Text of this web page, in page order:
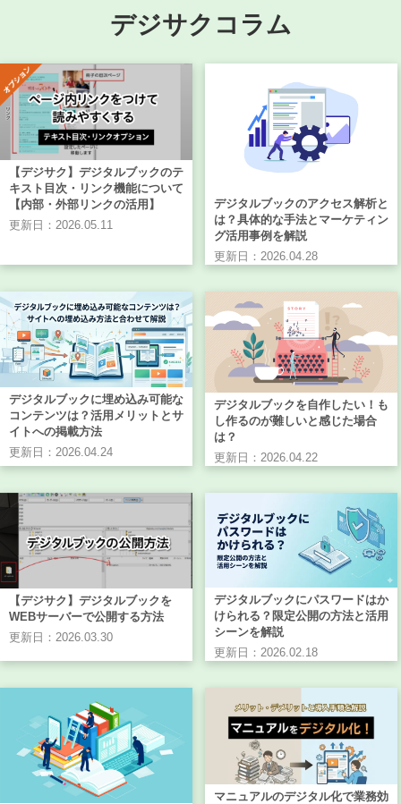
デジサクコラム
【デジサク】デジタルブックのテ
キスト目次・リンク機能について
【内部・外部リンクの活用】
更新日：2026.05.11
デジタルブックのアクセス解析と
は？具体的な手法とマーケティン
グ活用事例を解説
更新日：2026.04.28
デジタルブックに埋め込み可能な
コンテンツは？活用メリットとサ
イトへの掲載方法
更新日：2026.04.24
デジタルブックを自作したい！も
し作るのが難しいと感じた場合
は？
更新日：2026.04.22
【デジサク】デジタルブックを
WEBサーバーで公開する方法
更新日：2026.03.30
デジタルブックにパスワードはか
けられる？限定公開の方法と活用
シーンを解説
更新日：2026.02.18
マニュアルのデジタル化で業務効